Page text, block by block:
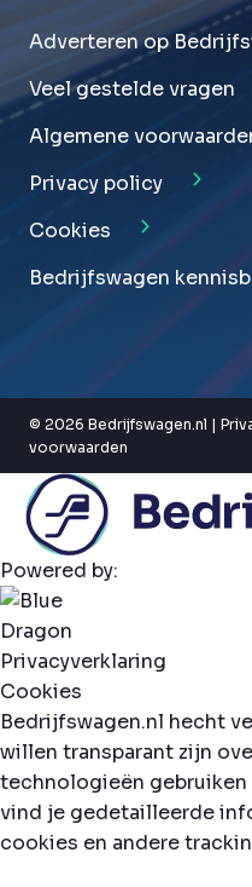
Adverteren op
Veel gestelde vragen
Algemene
Privacy policy
Cookies
Bedrijfswagen
© 2026 Bedrijfswagen.nl |
voorwaarden
Powered by:
Privacyverklaring
Cookies
Bedrijfswagen.nl hecht
willen transparant zijn
technologieën
vind je gedetailleerde
cookies en andere